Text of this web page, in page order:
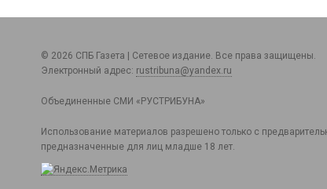
© 2026 СПБ Газета | Сетевое издание. Все права защищены.
Электронный адрес: rustribuna@yandex.ru
Объединенные СМИ «РУСТРИБУНА»
Использование материалов разрешено только с
предназначенные для лиц младше 18 лет.